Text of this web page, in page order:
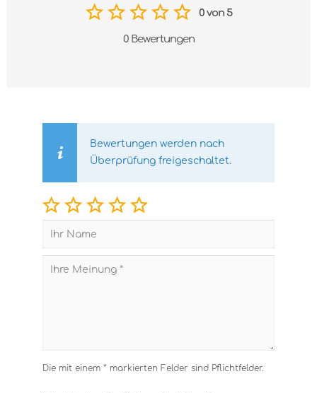
0 von 5
0 Bewertungen
Bewertungen werden nach
Überprüfung freigeschaltet.
Die mit einem * markierten Felder sind Pflichtfelder.